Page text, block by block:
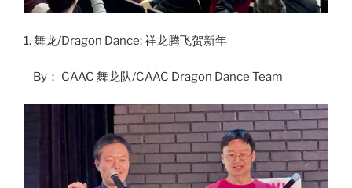
1. 舞龙/Dragon Dance: 祥龙腾飞贺新年
By： CAAC 舞龙队/CAAC Dragon Dance Team